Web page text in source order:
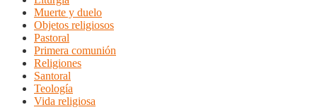
Muerte y duelo
Objetos religiosos
Pastoral
Primera comunión
Religiones
Santoral
Teología
Vida religiosa